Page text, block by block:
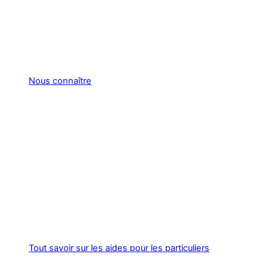
Nous connaître
Tout savoir sur les aides pour les particuliers